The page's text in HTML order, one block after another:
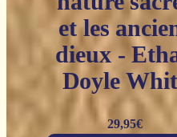
et les
dieux -
Doyle
29,95€